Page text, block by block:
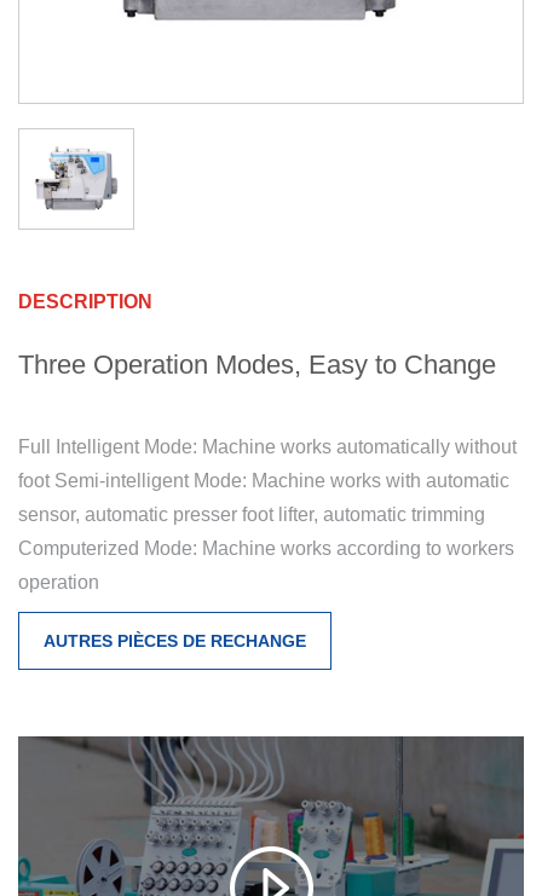
DESCRIPTION
Three Operation Modes, Easy to Change
Full Intelligent Mode: Machine works automatically without
foot Semi-intelligent Mode: Machine works with automatic
sensor, automatic presser foot lifter, automatic trimming
Computerized Mode: Machine works according to workers
operation
AUTRES PIÈCES DE RECHANGE